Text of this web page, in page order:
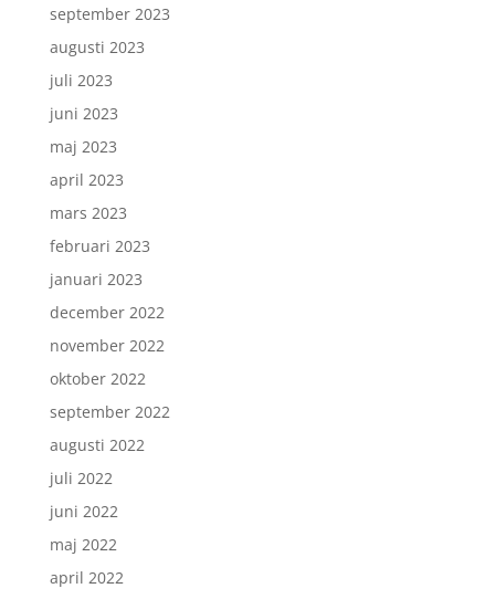
september 2023
augusti 2023
juli 2023
juni 2023
maj 2023
april 2023
mars 2023
februari 2023
januari 2023
december 2022
november 2022
oktober 2022
september 2022
augusti 2022
juli 2022
juni 2022
maj 2022
april 2022